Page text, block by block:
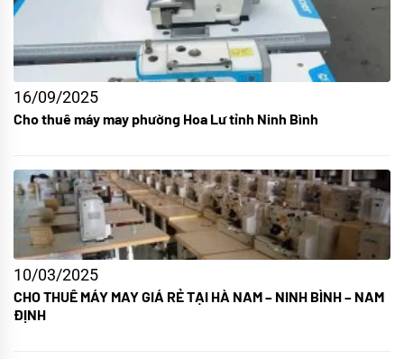
16/09/2025
Cho thuê máy may phường Hoa Lư tỉnh Ninh Bình
10/03/2025
CHO THUÊ MÁY MAY GIÁ RẺ TẠI HÀ NAM – NINH BÌNH – NAM
ĐỊNH